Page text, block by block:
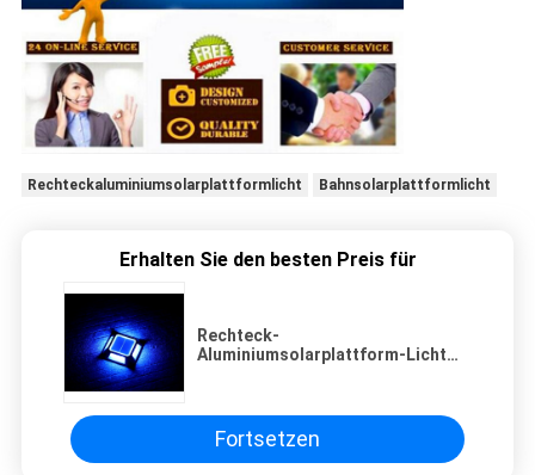
Rechteckaluminiumsolarplattformlicht Bahnsolarplattformlicht
Erhalten Sie den besten Preis für
Rechteck-
Aluminiumsolarplattform-Licht
Fortsetzen